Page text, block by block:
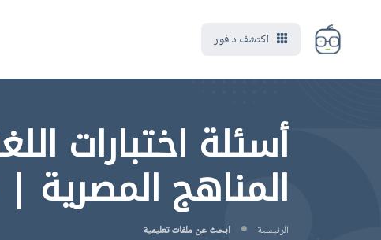
اكتشف دافور
أسئلة اختبارات
المناهج المصرية
الرئيسية ابحث عن ملفات تعليمية